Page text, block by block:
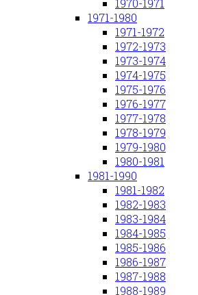
1970-1971
1971-1980
1971-1972
1972-1973
1973-1974
1974-1975
1975-1976
1976-1977
1977-1978
1978-1979
1979-1980
1980-1981
1981-1990
1981-1982
1982-1983
1983-1984
1984-1985
1985-1986
1986-1987
1987-1988
1988-1989